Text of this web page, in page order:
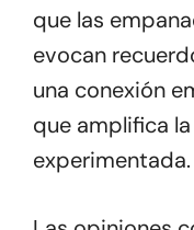
que las
evocan
una conexión
que amplifica
experimentada.